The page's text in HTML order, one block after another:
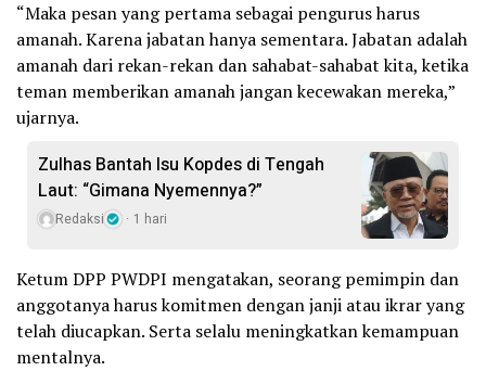
“Maka pesan yang pertama sebagai pengurus harus
amanah. Karena jabatan hanya sementara. Jabatan adalah
amanah dari rekan-rekan dan sahabat-sahabat kita, ketika
teman memberikan amanah jangan kecewakan mereka,”
ujarnya.
Zulhas Bantah Isu Kopdes di Tengah
Laut: “Gimana Nyemennya?”
Redaksi 1 hari
Ketum DPP PWDPI mengatakan, seorang pemimpin dan
anggotanya harus komitmen dengan janji atau ikrar yang
telah diucapkan. Serta selalu meningkatkan kemampuan
mentalnya.